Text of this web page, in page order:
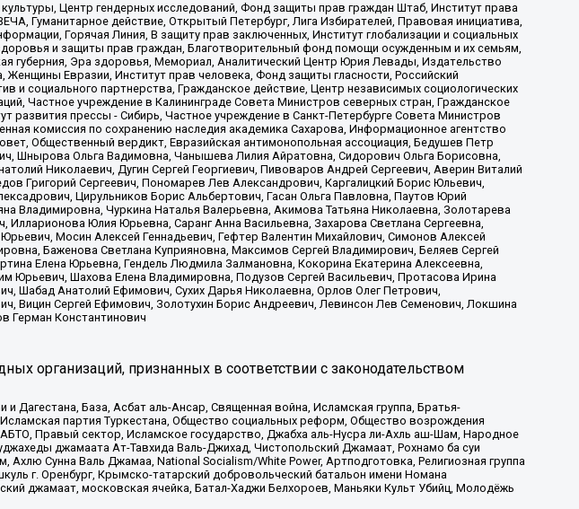
Центр гендерных исследований, Фонд защиты прав граждан Штаб, Институт права
Гуманитарное действие, Открытый Петербург, Лига Избирателей, Правовая инициатива,
Горячая Линия, В защиту прав заключенных, Институт глобализации и социальных
и защиты прав граждан, Благотворительный фонд помощи осужденным и их семьям,
губерния, Эра здоровья, Мемориал, Аналитический Центр Юрия Левады, Издательство
Евразии, Институт прав человека, Фонд защиты гласности, Российский
и социального партнерства, Гражданское действие, Центр независимых социологических
Частное учреждение в Калининграде Совета Министров северных стран, Гражданское
прессы - Сибирь, Частное учреждение в Санкт-Петербурге Совета Министров
комиссия по сохранению наследия академика Сахарова, Информационное агентство
Общественный вердикт, Евразийская антимонопольная ассоциация, Бедушев Петр
Шнырова Ольга Вадимовна, Чанышева Лилия Айратовна, Сидорович Ольга Борисовна,
Николаевич, Дугин Сергей Георгиевич, Пивоваров Андрей Сергеевич, Аверин Виталий
Григорий Сергеевич, Пономарев Лев Александрович, Каргалицкий Борис Юльевич,
Цирульников Борис Альбертович, Гасан Ольга Павловна, Паутов Юрий
Владимировна, Чуркина Наталья Валерьевна, Акимова Татьяна Николаевна, Золотарева
Юлия Юрьевна, Саранг Анна Васильевна, Захарова Светлана Сергеевна,
Мосин Алексей Геннадьевич, Гефтер Валентин Михайлович, Симонов Алексей
Баженова Светлана Куприяновна, Максимов Сергей Владимирович, Беляев Сергей
Елена Юрьевна, Гендель Людмила Залмановна, Кокорина Екатерина Алексеевна,
Шахова Елена Владимировна, Подузов Сергей Васильевич, Протасова Ирина
Шабад Анатолий Ефимович, Сухих Дарья Николаевна, Орлов Олег Петрович,
Вицин Сергей Ефимович, Золотухин Борис Андреевич, Левинсон Лев Семенович, Локшина
Герман Константинович
организаций, признанных в соответствии с законодательством
База, Асбат аль-Ансар, Священная война, Исламская группа, Братья-
партия Туркестана, Общество социальных реформ, Общество возрождения
Правый сектор, Исламское государство, Джабха аль-Нусра ли-Ахль аш-Шам, Народное
джамаата Ат-Тавхида Валь-Джихад, Чистопольский Джамаат, Рохнамо ба суи
Сунна Валь Джамаа, National Socialism/White Power, Артподготовка, Религиозная группа
г. Оренбург, Крымско-татарский добровольческий батальон имени Номана
джамаат, московская ячейка, Батал-Хаджи Белхороев, Маньяки Культ Убийц, Молодёжь